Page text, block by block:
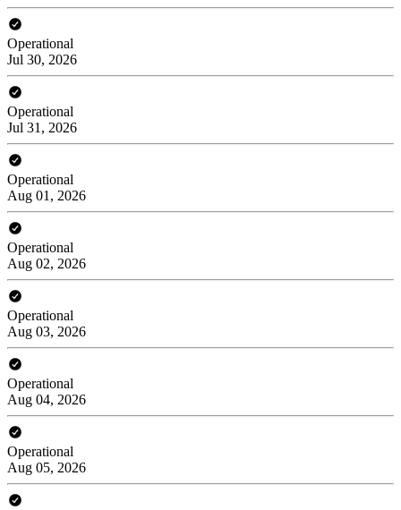
Operational
Jul 30, 2026
Operational
Jul 31, 2026
Operational
Aug 01, 2026
Operational
Aug 02, 2026
Operational
Aug 03, 2026
Operational
Aug 04, 2026
Operational
Aug 05, 2026